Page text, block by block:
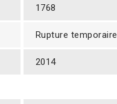
1768
Rupture temporaire
2014